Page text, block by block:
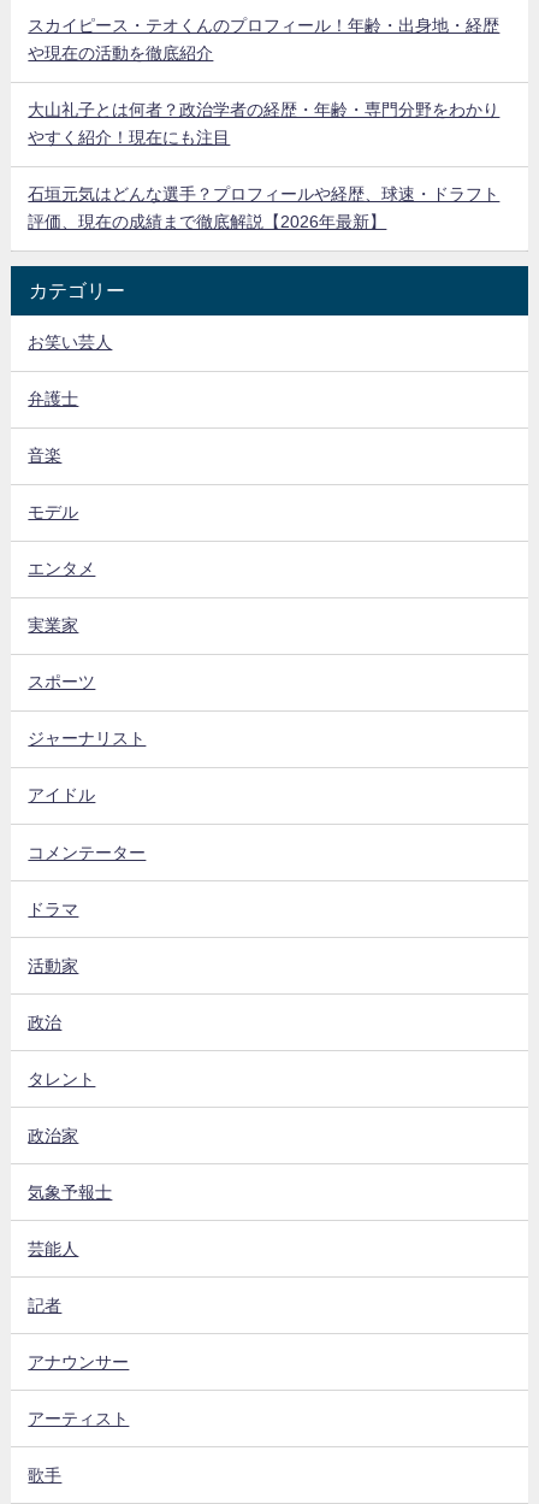
スカイピース・テオくんのプロフィール！年齢・出身地・経歴
や現在の活動を徹底紹介
大山礼子とは何者？政治学者の経歴・年齢・専門分野をわかり
やすく紹介！現在にも注目
石垣元気はどんな選手？プロフィールや経歴、球速・ドラフト
評価、現在の成績まで徹底解説【2026年最新】
カテゴリー
お笑い芸人
弁護士
音楽
モデル
エンタメ
実業家
スポーツ
ジャーナリスト
アイドル
コメンテーター
ドラマ
活動家
政治
タレント
政治家
気象予報士
芸能人
記者
アナウンサー
アーティスト
歌手